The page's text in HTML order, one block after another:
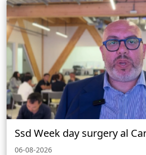
Ssd Week day surgery al
06-08-2026